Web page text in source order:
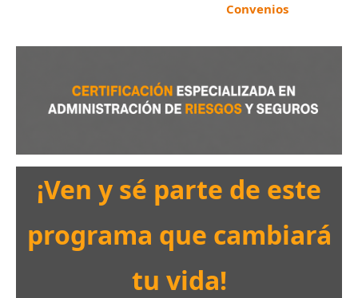
Convenios
¡Ven y sé parte de este
programa que cambiará
tu vida!